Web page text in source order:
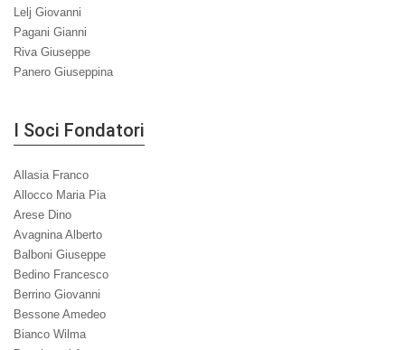
Lelj Giovanni
Pagani Gianni
Riva Giuseppe
Panero Giuseppina
I Soci Fondatori
Allasia Franco
Allocco Maria Pia
Arese Dino
Avagnina Alberto
Balboni Giuseppe
Bedino Francesco
Berrino Giovanni
Bessone Amedeo
Bianco Wilma